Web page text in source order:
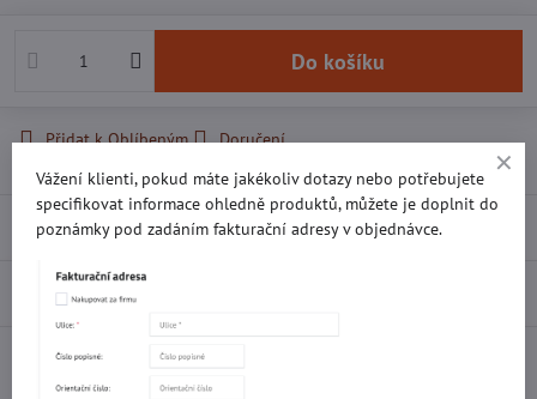
Do košíku
Přidat k Oblíbeným Doručení
Recenze 0
Diskuse 0
Vážení klienti, pokud máte jakékoliv dotazy nebo potřebujete
specifikovat informace ohledně produktů, můžete je doplnit do
poznámky pod zadáním fakturační adresy v objednávce.